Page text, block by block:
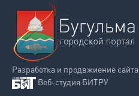
Разработка и продвжиение сайта
Веб-студия БИТРУ